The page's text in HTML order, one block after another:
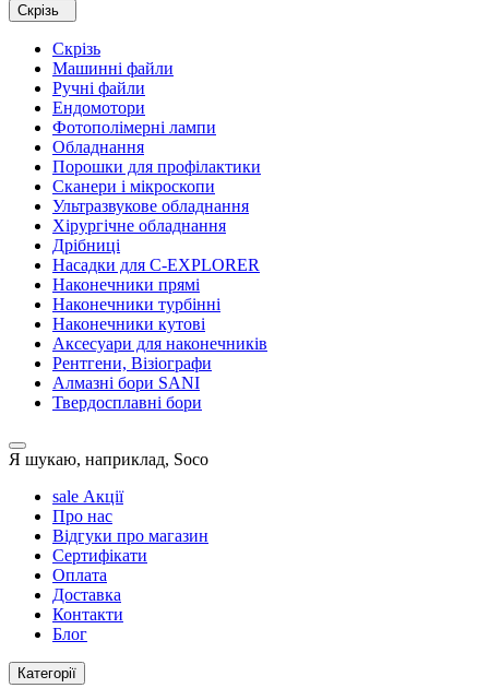
Скрізь
Скрізь
Машинні файли
Ручні файли
Ендомотори
Фотополімерні лампи
Обладнання
Порошки для профілактики
Сканери і мікроскопи
Ультразвукове обладнання
Хірургічне обладнання
Дрібниці
Насадки для C-EXPLORER
Наконечники прямі
Наконечники турбінні
Наконечники кутові
Аксесуари для наконечників
Рентгени, Візіографи
Алмазні бори SANI
Твердосплавні бори
Я шукаю, наприклад, Soco
sale Акції
Про нас
Відгуки про магазин
Сертифікати
Оплата
Доставка
Контакти
Блог
Категорії